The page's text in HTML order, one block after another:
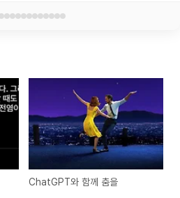
ChatGPT와 함께 춤을